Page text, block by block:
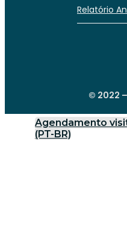
Relatório
© 2022
Agendamento
(PT-BR)